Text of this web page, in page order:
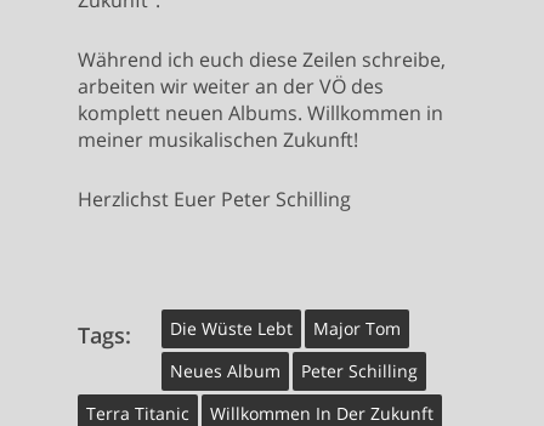
Während ich euch diese Zeilen schreibe,
arbeiten wir weiter an der VÖ des
komplett neuen Albums. Willkommen in
meiner musikalischen Zukunft!
Herzlichst Euer Peter Schilling
Tags: Die Wüste Lebt
Major Tom
Neues Album
Peter Schilling
Terra Titanic
Willkommen In Der Zukunft